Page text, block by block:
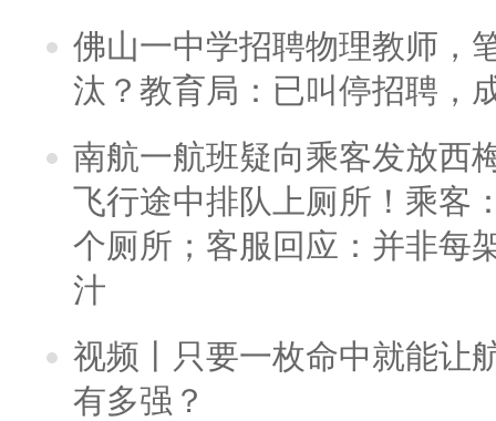
佛山一中学招聘物理教师，
汰？教育局：已叫停招聘，
南航一航班疑向乘客发放西
飞行途中排队上厕所！乘客
个厕所；客服回应：并非每
汁
视频丨只要一枚命中就能让
有多强？